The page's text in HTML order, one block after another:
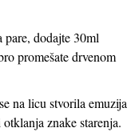
dodajte 30ml
promešate drvenom
na licu stvorila emuzija
znake starenja.